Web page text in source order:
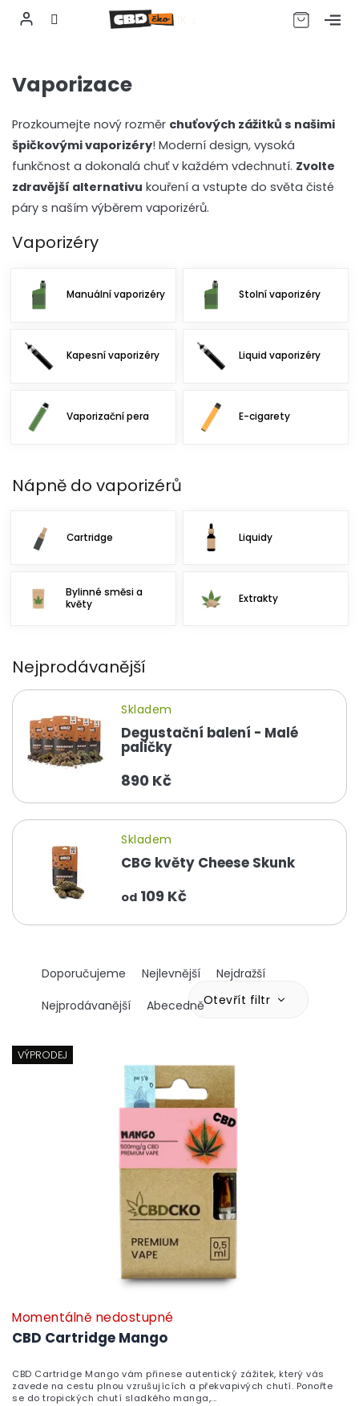
obsah
CZK
Vaporizace
Prozkoumejte nový rozměr chuťových zážitků s našimi
špičkovými vaporizéry! Moderní design, vysoká
funkčnost a dokonalá chuť v každém vdechnutí. Zvolte
zdravější alternativu kouření a vstupte do světa čisté
páry s naším výběrem vaporizérů.
Vaporizéry
Manuální vaporizéry Stolní vaporizéry
Kapesní vaporizéry Liquid vaporizéry
Vaporizační pera E-cigarety
Nápně do vaporizérů
Cartridge Liquidy
Bylinné směsi a
květy
Extrakty
Nejprodávanější
Degustační balení - Malé
paličky
Skladem
890 Kč
CBG květy Cheese Skunk
Skladem
od 109 Kč
Ř
a
í
p
Doporučujeme Nejlevnější
Nejdražší
Nejprodávanější
AbecedněOtevřít filtr
ýVÝPRODEJ
CBD Cartridge Mango
Momentálně nedostupné
CBD Cartridge Mango vám přinese autentický zážitek, který vás
zavede na cestu plnou vzrušujících a překvapivých chutí. Ponořte
se do tropických chutí sladkého manga,...